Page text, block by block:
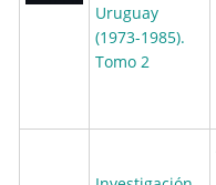
Uruguay
(1973-1985).
Tomo 2